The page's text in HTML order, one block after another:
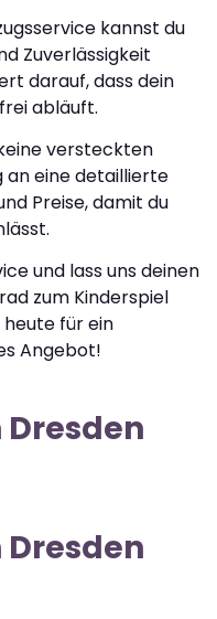
kannst du
Zuverlässigkeit
darauf, dass dein
abläuft.
versteckten
an eine detaillierte
Preise, damit du
und lass uns deinen
zum Kinderspiel
für ein
Angebot!